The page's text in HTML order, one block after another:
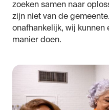
zoeken samen naar
zijn niet van de
onafhankelijk, wij kunnen
manier doen.